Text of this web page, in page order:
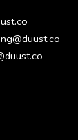
FILTER BOX